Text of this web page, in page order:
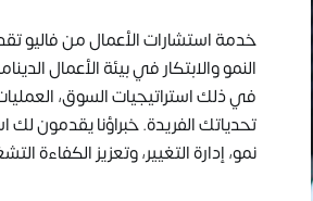
خدمة استشارات الأعمال من فاليو
النمو والابتكار في بيئة الأعمال
في ذلك استراتيجيات السوق،
تحدياتك الفريدة. خبراؤنا يقدمون
نمو، إدارة التغيير، وتعزيز الكفاءة